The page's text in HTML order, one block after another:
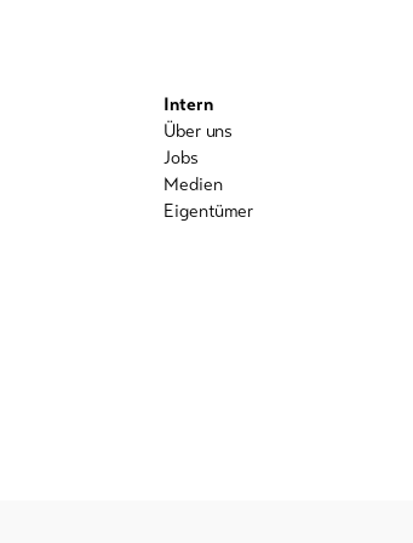
Intern
Über uns
Jobs
Medien
Eigentümer